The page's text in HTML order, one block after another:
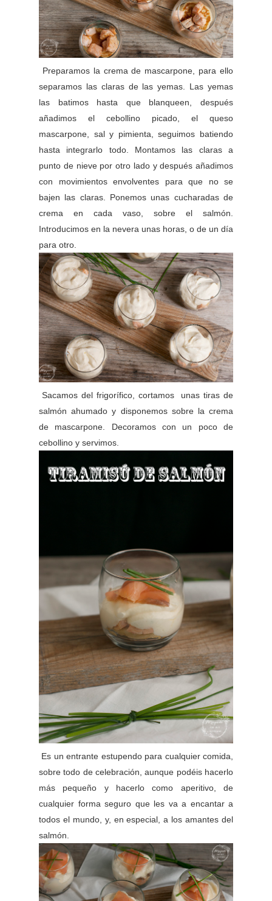
Preparamos la crema de mascarpone, para ello
separamos las claras de las yemas. Las yemas
las batimos hasta que blanqueen, después
añadimos el cebollino picado, el queso
mascarpone, sal y pimienta, seguimos batiendo
hasta integrarlo todo. Montamos las claras a
punto de nieve por otro lado y después añadimos
con movimientos envolventes para que no se
bajen las claras. Ponemos unas cucharadas de
crema en cada vaso, sobre el salmón.
Introducimos en la nevera unas horas, o de un día
para otro.
Sacamos del frigorífico, cortamos unas tiras de
salmón ahumado y disponemos sobre la crema
de mascarpone. Decoramos con un poco de
cebollino y servimos.
Es un entrante estupendo para cualquier comida,
sobre todo de celebración, aunque podéis hacerlo
más pequeño y hacerlo como aperitivo, de
cualquier forma seguro que les va a encantar a
todos el mundo, y, en especial, a los amantes del
salmón.